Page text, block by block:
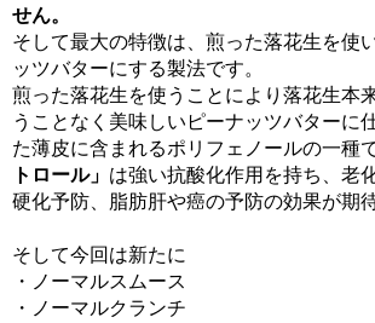
せん。
そして最大の特徴は、煎った落花生を使
ッツバターにする製法です。
煎った落花生を使うことにより落花生本
うことなく美味しいピーナッツバターに
た薄皮に含まれるポリフェノールの一種
トロール」 は強い抗酸化作用を持ち、老
硬化予防、脂肪肝や癌の予防の効果が期
そして今回は新たに
・ノーマルスムース
・ノーマルクランチ